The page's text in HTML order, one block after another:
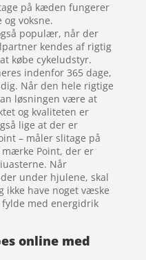
på kæden fungerer
voksne.
populær, når der
kendes af rigtig
købe cykeludstyr.
indenfor 365 dage,
Når den hele rigtige
løsningen være at
og kvaliteten er
lige at der er
– måler slitage på
Point, der er
Når
under hjulene, skal
ikke have noget væske
med energidrik
online med